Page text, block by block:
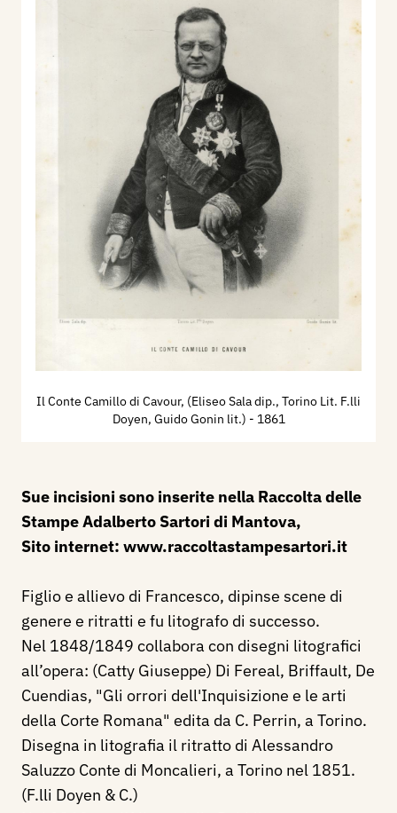
Il Conte Camillo di Cavour, (Eliseo Sala dip., Torino Lit. F.lli
Doyen, Guido Gonin lit.) - 1861
Sue incisioni sono inserite nella Raccolta delle
Stampe Adalberto Sartori di Mantova,
Sito internet: www.raccoltastampesartori.it
Figlio e allievo di Francesco, dipinse scene di
genere e ritratti e fu litografo di successo.
Nel 1848/1849 collabora con disegni litografici
all’opera: (Catty Giuseppe) Di Fereal, Briffault, De
Cuendias, "Gli orrori dell'Inquisizione e le arti
della Corte Romana" edita da C. Perrin, a Torino.
Disegna in litografia il ritratto di Alessandro
Saluzzo Conte di Moncalieri, a Torino nel 1851.
(F.lli Doyen & C.)